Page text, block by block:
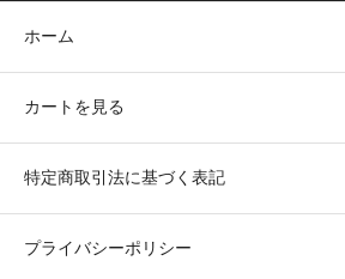
ホーム
カートを見る
特定商取引法に基づく表記
プライバシーポリシー